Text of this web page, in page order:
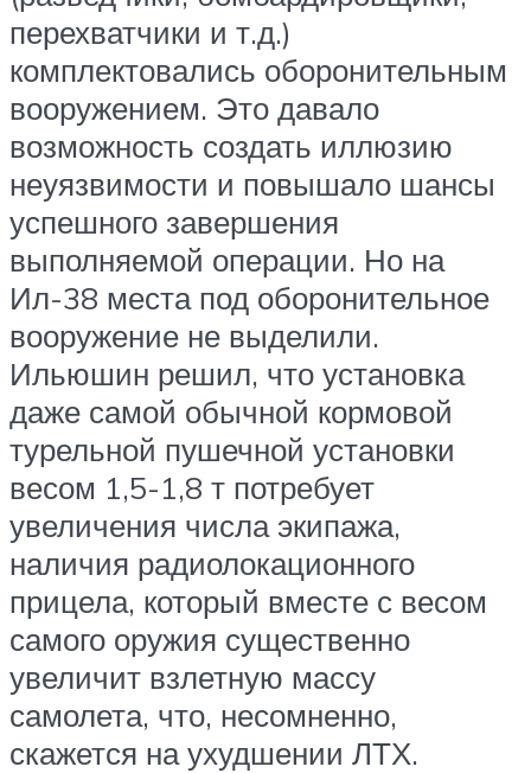
перехватчики и т.д.)
комплектовались оборонительным
вооружением. Это давало
возможность создать иллюзию
неуязвимости и повышало шансы
успешного завершения
выполняемой операции. Но на
Ил-38 места под оборонительное
вооружение не выделили.
Ильюшин решил, что установка
даже самой обычной кормовой
турельной пушечной установки
весом 1,5-1,8 т потребует
увеличения числа экипажа,
наличия радиолокационного
прицела, который вместе с весом
самого оружия существенно
увеличит взлетную массу
самолета, что, несомненно,
скажется на ухудшении ЛТХ.